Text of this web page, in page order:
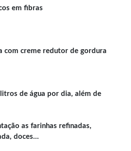
em fibras
com creme redutor de gordura
de água por dia, além de
as farinhas refinadas,
doces…